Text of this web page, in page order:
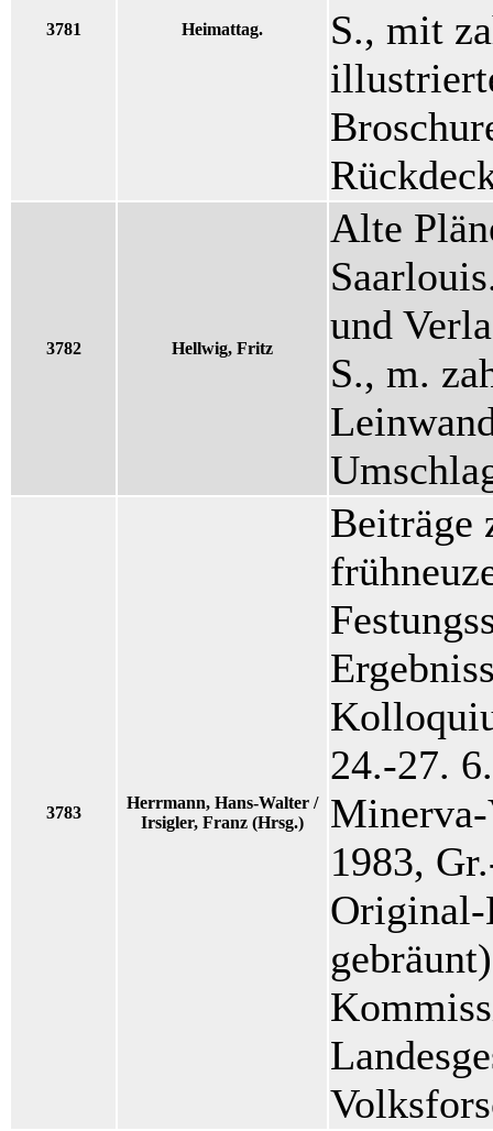
3781 Heimattag.
S., mit
3782 Hellwig, Fritz
Alte
und
S., m.
3783
Herrmann, Hans-Walter /
Irsigler, Franz (Hrsg.)
Beiträge
24.-27.
1983,
Original-